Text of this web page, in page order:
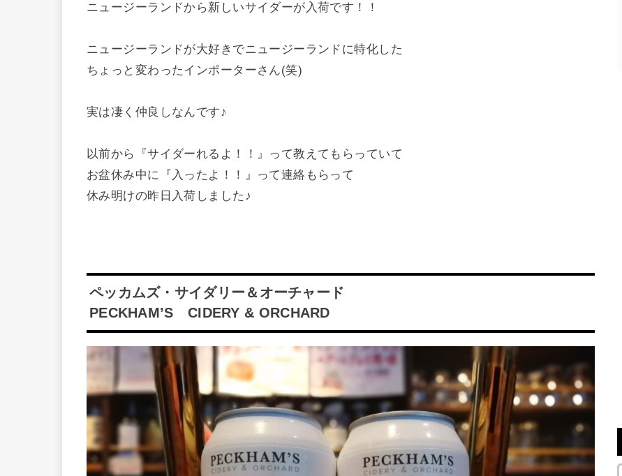
ニュージーランドから新しいサイダーが入荷です！！
ニュージーランドが大好きでニュージーランドに特化した
ちょっと変わったインポーターさん(笑)
実は凄く仲良しなんです♪
以前から『サイダーれるよ！！』って教えてもらっていて
お盆休み中に『入ったよ！！』って連絡もらって
休み明けの昨日入荷しました♪
ペッカムズ・サイダリー＆オーチャード
PECKHAM’S CIDERY & ORCHARD